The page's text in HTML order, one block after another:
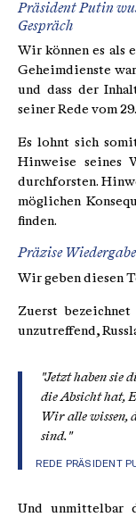
Präsident Putin
Gespräch
Wir können es als
Geheimdienste
und dass der
seiner Rede vom
Es lohnt sich
Hinweise seines
durchforsten.
möglichen
finden.
Präzise
Wir geben diesen
Zuerst
unzutreffend,
"Jetzt haben sie
die Absicht hat,
Wir alle wissen,
sind."
REDE PRÄSIDENT
Und unmittelbar